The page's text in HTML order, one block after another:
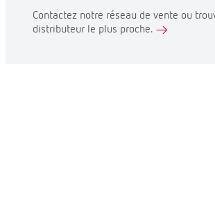
Contactez notre réseau de vente ou
distributeur le plus proche.